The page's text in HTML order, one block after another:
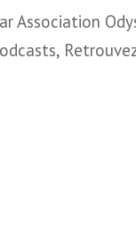
Association
,